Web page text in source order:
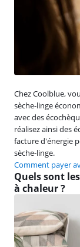
Chez Coolblue,
sèche-linge
avec des
réalisez ainsi des
facture d'énergie
sèche-linge.
Comment payer
Quels sont
à chaleur ?